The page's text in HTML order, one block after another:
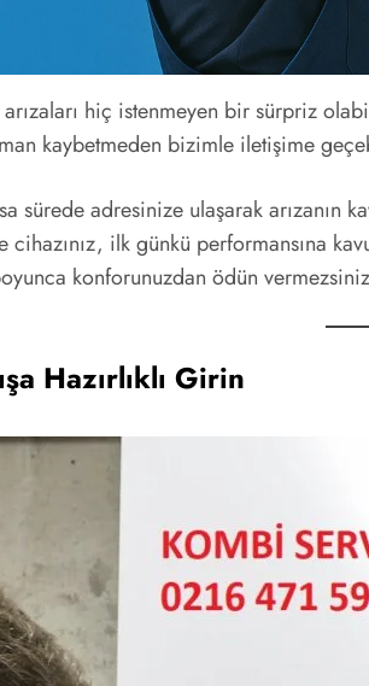
arızaları hiç istenmeyen bir sürpriz
kaybetmeden bizimle iletişime
sürede adresinize ulaşarak
ilk günkü performansına
konforunuzdan ödün
Hazırlıklı Girin